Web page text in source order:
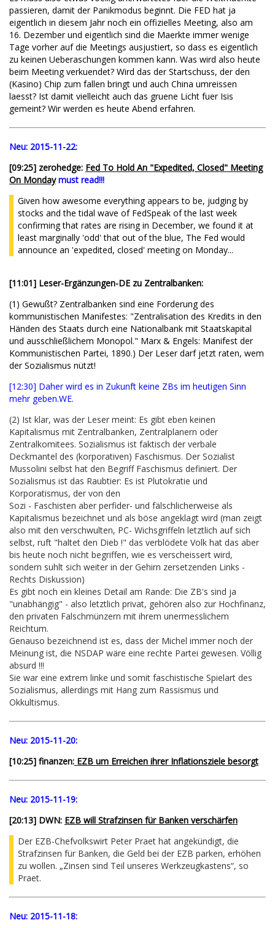
passieren, damit der Panikmodus beginnt. Die FED hat ja
eigentlich in diesem Jahr noch ein offizielles Meeting, also am
16. Dezember und eigentlich sind die Maerkte immer wenige
Tage vorher auf die Meetings ausjustiert, so dass es eigentlich
zu keinen Ueberaschungen kommen kann. Was wird also heute
beim Meeting verkuendet? Wird das der Startschuss, der den
(Kasino) Chip zum fallen bringt und auch China umreissen
laesst? Ist damit vielleicht auch das gruene Licht fuer Isis
gemeint? Wir werden es heute Abend erfahren.
Neu: 2015-11-22:
[09:25] zerohedge: Fed To Hold An "Expedited, Closed" Meeting
On Monday must read!!!
Given how awesome everything appears to be, judging by
stocks and the tidal wave of FedSpeak of the last week
confirming that rates are rising in December, we found it at
least marginally 'odd' that out of the blue, The Fed would
announce an 'expedited, closed' meeting on Monday...
[11:01] Leser-Ergänzungen-DE zu Zentralbanken:
(1) Gewußt? Zentralbanken sind eine Forderung des
kommunistischen Manifestes: "Zentralisation des Kredits in den
Händen des Staats durch eine Nationalbank mit Staatskapital
und ausschließlichem Monopol." Marx & Engels: Manifest der
Kommunistischen Partei, 1890.) Der Leser darf jetzt raten, wem
der Sozialismus nützt!
[12:30] Daher wird es in Zukunft keine ZBs im heutigen Sinn
mehr geben.WE.
(2) Ist klar, was der Leser meint: Es gibt eben keinen
Kapitalismus mit Zentralbanken, Zentralplanern oder
Zentralkomitees. Sozialismus ist faktisch der verbale
Deckmantel des (korporativen) Faschismus. Der Sozialist
Mussolini selbst hat den Begriff Faschismus definiert. Der
Sozialismus ist das Raubtier: Es ist Plutokratie und
Korporatismus, der von den
Sozi - Faschisten aber perfider- und fälschlicherweise als
Kapitalismus bezeichnet und als böse angeklagt wird (man zeigt
also mit den verschwulten, PC- Wichsgriffeln letztlich auf sich
selbst, ruft "haltet den Dieb !" das verblödete Volk hat das aber
bis heute noch nicht begriffen, wie es verscheissert wird,
sondern suhlt sich weiter in der Gehirn zersetzenden Links -
Rechts Diskussion)
Es gibt noch ein kleines Detail am Rande: Die ZB's sind ja
"unabhängig" - also letztlich privat, gehören also zur Hochfinanz,
den privaten Falschmünzern mit ihrem unermesslichem
Reichtum.
Genauso bezeichnend ist es, dass der Michel immer noch der
Meinung ist, die NSDAP wäre eine rechte Partei gewesen. Völlig
absurd !!!
Sie war eine extrem linke und somit faschistische Spielart des
Sozialismus, allerdings mit Hang zum Rassismus und
Okkultismus.
Neu: 2015-11-20:
[10:25] finanzen: EZB um Erreichen ihrer Inflationsziele besorgt
Neu: 2015-11-19:
[20:13] DWN: EZB will Strafzinsen für Banken verschärfen
Der EZB-Chefvolkswirt Peter Praet hat angekündigt, die
Strafzinsen für Banken, die Geld bei der EZB parken, erhöhen
zu wollen. „Zinsen sind Teil unseres Werkzeugkastens“, so
Praet.
Neu: 2015-11-18: